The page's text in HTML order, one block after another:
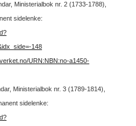
Ministerialbok nr. 2 (1733-1788),
sidelenke:
148
URN:NBN:no-a1450-
Ministerialbok nr. 3 (1789-1814),
sidelenke: